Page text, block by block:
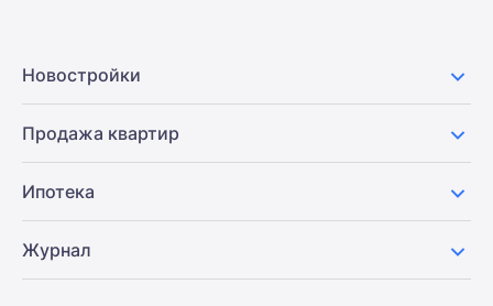
Новостройки
Продажа квартир
Ипотека
Журнал